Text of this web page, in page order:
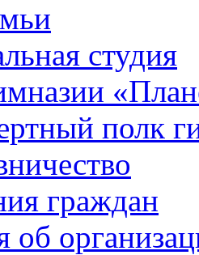
студия
полк
граждан
об